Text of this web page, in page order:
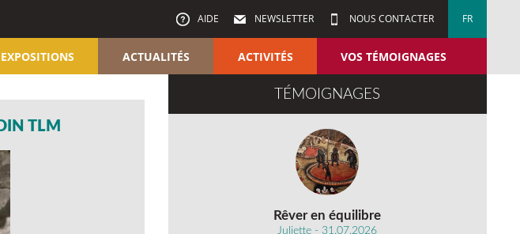
AIDE NEWSLETTER NOUS CONTACTER FR
EXPOSITIONS ACTUALITÉS ACTIVITÉS VOS TÉMOIGNAGES
TLM
TÉMOIGNAGES
Rêver en équilibre
Juliette - 31.07.2026